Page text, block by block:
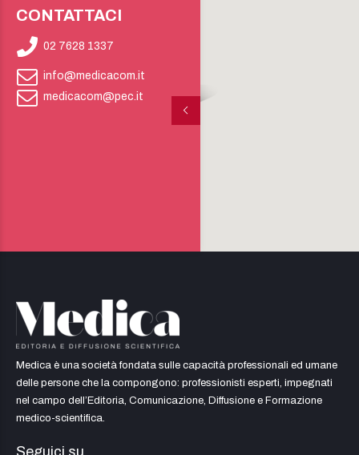
CONTATTACI
info@medicacom.it
Medica è una società fondata sulle capacità professionali ed umane
delle persone che la compongono: professionisti esperti, impegnati
nel campo dell’Editoria, Comunicazione, Diffusione e Formazione